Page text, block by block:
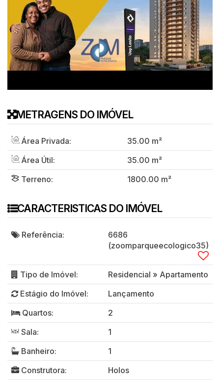
METRAGENS DO IMÓVEL
Área Privada: 35.00 m²
Área Útil:
35.00 m²
Terreno:
1800.00 m²
CARACTERISTICAS DO IMÓVEL
Referência:
6686
(zoomparqueecologico35)
Tipo de Imóvel: Residencial » Apartamento
Estágio do Imóvel:
Lançamento
Quartos:
2
Sala:
1
Banheiro:
1
Construtora:
Holos